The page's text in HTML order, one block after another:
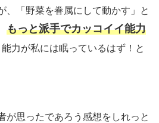
、「野菜を眷属にして動かす」と
もっと派手でカッコイイ能力
力が私には眠っているはず！と
が思ったであろう感想をしれっと